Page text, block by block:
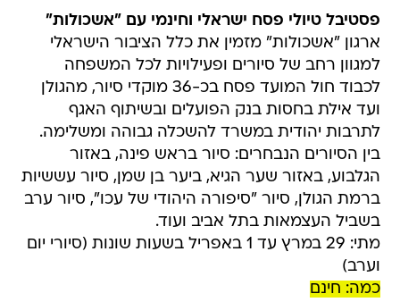
פסטיבל טיולי פסח ישראלי וחינמי עם "אשכולות"
ארגון "אשכולות" מזמין את כלל הציבור הישראלי
למגוון רחב של סיורים ופעילויות לכל המשפחה
לכבוד חול המועד פסח בכ-36 מוקדי סיור, מהגולן
ועד אילת בחסות בנק הפועלים ובשיתוף האגף
לתרבות יהודית במשרד להשכלה גבוהה ומשלימה.
בין הסיורים הנבחרים: סיור בראש פינה, באזור
הגלבוע, באזור שער הגיא, ביער בן שמן, סיור עששיות
ברמת הגולן, סיור "סיפורה היהודי של עכו", סיור ערב
בשביל העצמאות בתל אביב ועוד.
מתי: 29 במרץ עד 1 באפריל בשעות שונות (סיורי יום
וערב)
כמה: חינם